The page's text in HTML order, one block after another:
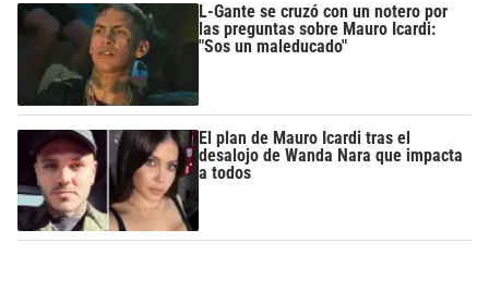
L-Gante se cruzó con un notero por
las preguntas sobre Mauro Icardi:
"Sos un maleducado"
El plan de Mauro Icardi tras el
desalojo de Wanda Nara que impacta
a todos